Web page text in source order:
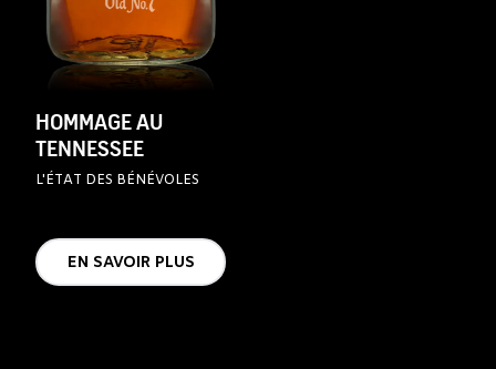
HOMMAGE AU
TENNESSEE
L'ÉTAT DES BÉNÉVOLES
EN SAVOIR PLUS